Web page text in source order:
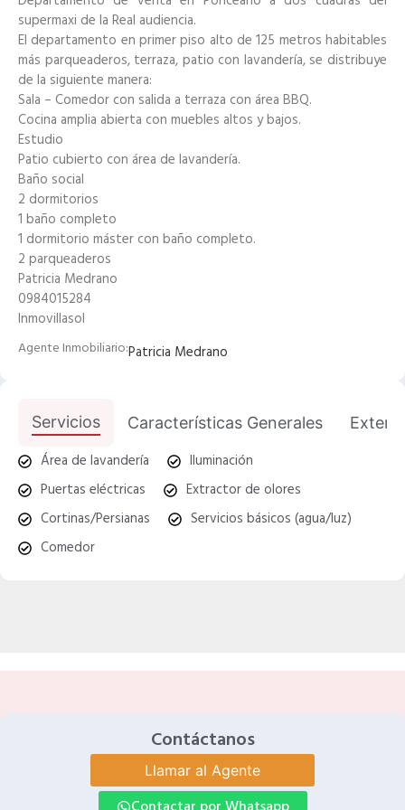
supermaxi de la Real audiencia.
El departamento en primer piso alto de 125 metros habitables
más parqueaderos, terraza, patio con lavandería, se distribuye
de la siguiente manera:
Sala – Comedor con salida a terraza con área BBQ.
Cocina amplia abierta con muebles altos y bajos.
Estudio
Patio cubierto con área de lavandería.
Baño social
2 dormitorios
1 baño completo
1 dormitorio máster con baño completo.
2 parqueaderos
Patricia Medrano
0984015284
Inmovillasol
Agente Inmobiliario:Patricia Medrano
Servicios Características Generales
Área de lavandería
Iluminación
Puertas eléctricas
Extractor de olores
Cortinas/Persianas
Servicios básicos (agua/luz)
Comedor
Contáctanos
Llamar al Agente